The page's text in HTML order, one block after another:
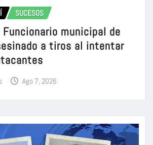
SUCESOS
Funcionario municipal de
a tiros al intentar
Ago 7, 2026